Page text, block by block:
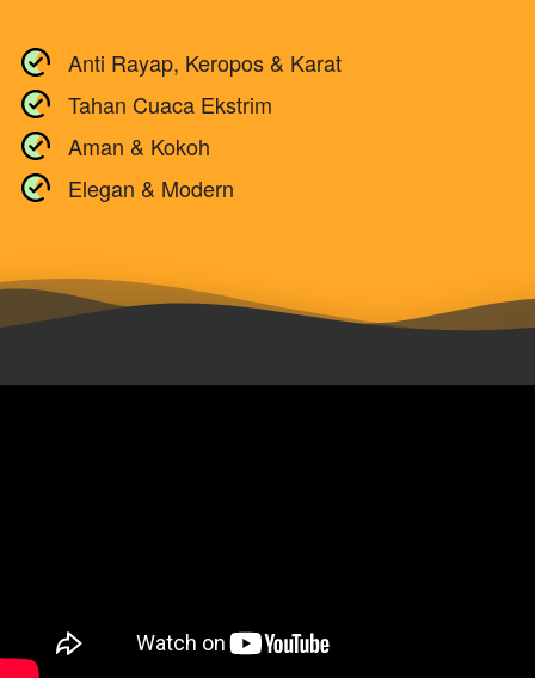
Anti Rayap, Keropos & Karat
Tahan Cuaca Ekstrim
Aman & Kokoh
Elegan & Modern